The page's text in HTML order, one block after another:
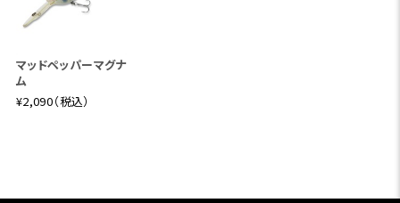
マッドペッパーマグナ
ム
¥2,090（税込）